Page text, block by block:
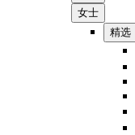
女士
精选